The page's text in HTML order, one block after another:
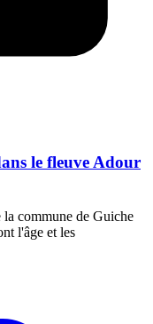
le fleuve Adour
commune de Guiche
l'âge et les